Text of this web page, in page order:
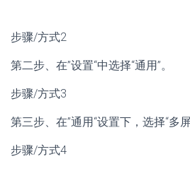
步骤/方式2
第二步、在”设置“中选择“通用”。
步骤/方式3
第三步、在”通用“设置下，选择“多屏
步骤/方式4